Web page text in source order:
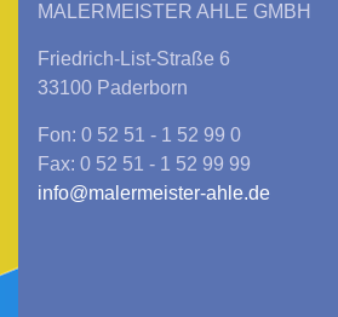
MALERMEISTER AHLE GMBH
Friedrich-List-Straße 6
33100 Paderborn
Fon: 0 52 51 - 1 52 99 0
Fax: 0 52 51 - 1 52 99 99
info@malermeister-ahle.de